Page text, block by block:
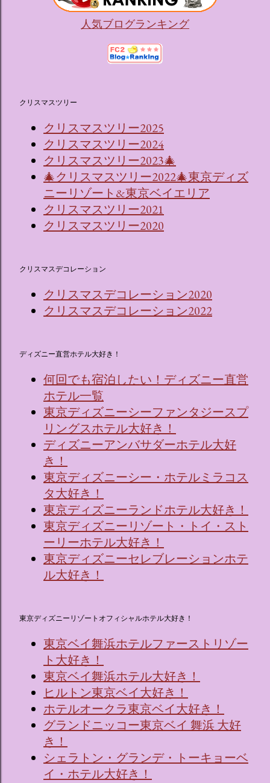
人気ブログランキング
クリスマスツリー
クリスマスツリー2025
クリスマスツリー2024
クリスマスツリー2023🎄
🎄クリスマスツリー2022🎄東京ディズ
ニーリゾート&東京ベイエリア
クリスマスツリー2021
クリスマスツリー2020
クリスマスデコレーション
クリスマスデコレーション2020
クリスマスデコレーション2022
ディズニー直営ホテル大好き！
何回でも宿泊したい！ディズニー直営
ホテル一覧
東京ディズニーシーファンタジースプ
リングスホテル大好き！
ディズニーアンバサダーホテル大好
き！
東京ディズニーシー・ホテルミラコス
タ大好き！
東京ディズニーランドホテル大好き！
東京ディズニーリゾート・トイ・スト
ーリーホテル大好き！
東京ディズニーセレブレーションホテ
ル大好き！
東京ディズニーリゾートオフィシャルホテル大好き！
東京ベイ舞浜ホテルファーストリゾー
ト大好き！
東京ベイ舞浜ホテル大好き！
ヒルトン東京ベイ大好き！
ホテルオークラ東京ベイ大好き！
グランドニッコー東京ベイ 舞浜 大好
き！
シェラトン・グランデ・トーキョーベ
イ・ホテル大好き！